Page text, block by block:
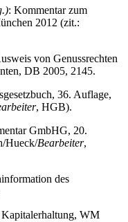
: Kommentar zum
2012 (zit.:
von Genussrechten
DB 2005, 2145.
36. Auflage,
, HGB).
GmbHG, 20.
Hueck/Bearbeiter,
des
Kapitalerhaltung, WM